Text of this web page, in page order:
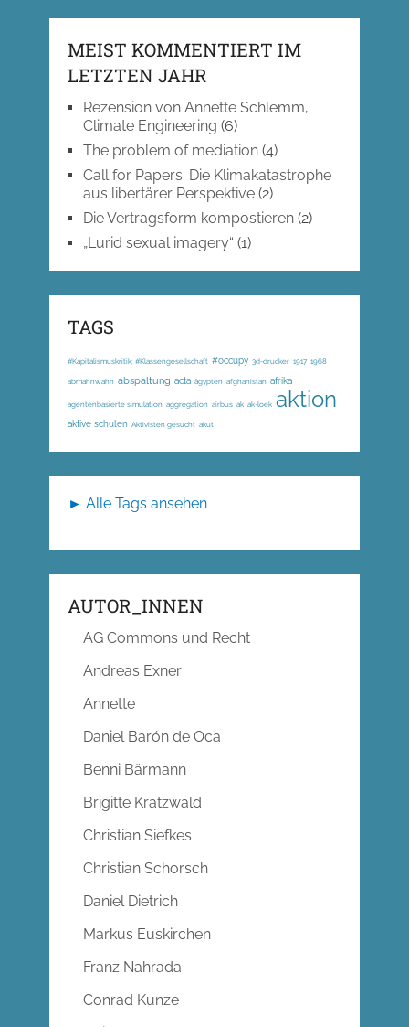
MEIST KOMMENTIERT IM
LETZTEN JAHR
Rezension von Annette Schlemm,
Climate Engineering (6)
The problem of mediation(4)
Call for Papers: Die Klimakatastrophe
aus libertärer Perspektive(2)
Die Vertragsform kompostieren(2)
„Lurid sexual imagery“ (1)
TAGS
#Kapitalismuskritik; #Klassengesellschaft #occupy 3d-drucker 1917 1968
abmahnwahn abspaltung acta ägypten afghanistan afrika
agentenbasierte simulation aggregation airbus ak ak-loek aktion
aktive schulen Aktivisten gesucht akut
► Alle Tags ansehen
AUTOR_INNEN
AG Commons und Recht
Andreas Exner
Annette
Daniel Barón de Oca
Benni Bärmann
Brigitte Kratzwald
Christian Siefkes
Christian Schorsch
Daniel Dietrich
Markus Euskirchen
Franz Nahrada
Conrad Kunze